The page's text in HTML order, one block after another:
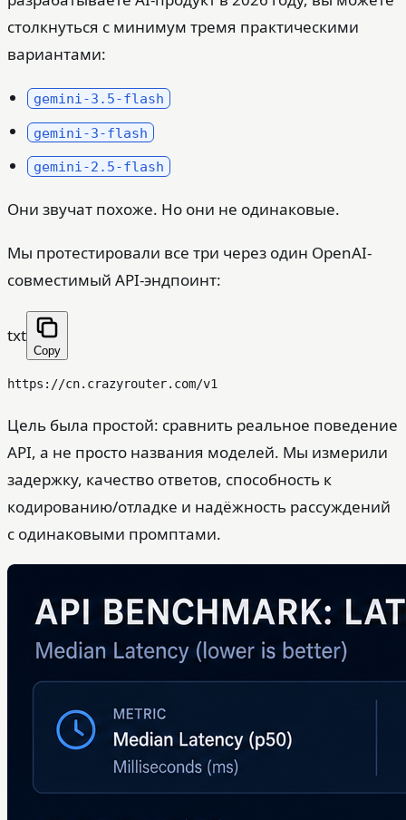
столкнуться с минимум тремя практическими
вариантами:
gemini-3.5-flash
gemini-3-flash
gemini-2.5-flash
Они звучат похоже. Но они не одинаковые.
Мы протестировали все три через один OpenAI-
совместимый API-эндпоинт:
txt
Copy
Цель была простой: сравнить реальное поведение
API, а не просто названия моделей. Мы измерили
задержку, качество ответов, способность к
кодированию/отладке и надёжность рассуждений
с одинаковыми промптами.